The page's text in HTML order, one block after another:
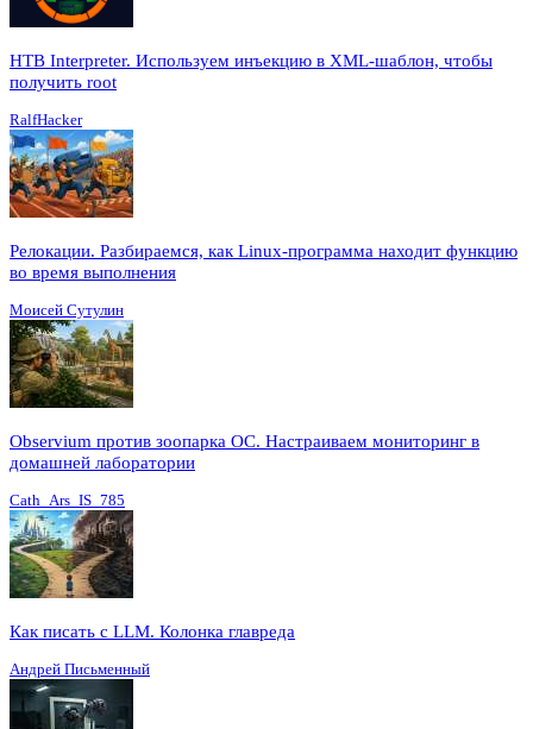
HTB Interpreter. Используем инъекцию в XML-шаблон, чтобы
получить root
RalfHacker
Релокации. Разбираемся, как Linux-программа находит функцию
во время выполнения
Моисей Сутулин
Observium против зоопарка ОС. Настраиваем мониторинг в
домашней лаборатории
Cath_Ars_IS_785
Как писать с LLM. Колонка главреда
Андрей Письменный